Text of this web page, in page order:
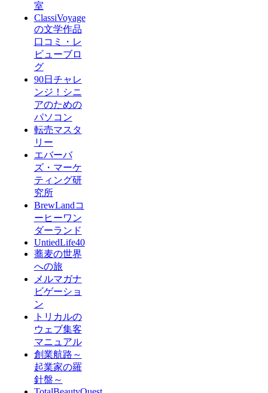
室
ClassiVoyage
の文学作品
口コミ・レ
ビューブロ
グ
90日チャレ
ンジ！シニ
アのための
パソコン
転売マスタ
リー
エバーバ
ズ・マーケ
ティング研
究所
BrewLandコ
ーヒーワン
ダーランド
UntiedLife40
蕎麦の世界
への旅
メルマガナ
ビゲーショ
ン
トリカルの
ウェブ集客
マニュアル
創業航路～
起業家の羅
針盤～